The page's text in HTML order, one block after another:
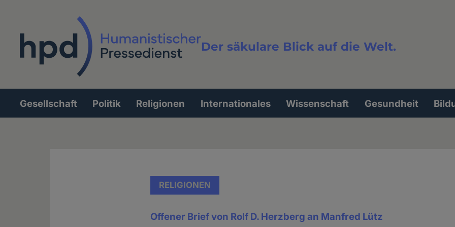
Der säkulare Blick auf die Welt.
Volltextsuche
Hauptnavigation
Gesellschaft Politik Religionen Internationales Wissenschaft Gesundheit
RELIGIONEN
Offener Brief von Rolf D. Herzberg an Manfred Lütz